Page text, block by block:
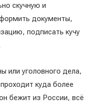
скучную и
документы,
подписать кучу
или уголовного дела,
куда более
бежит из России, всё